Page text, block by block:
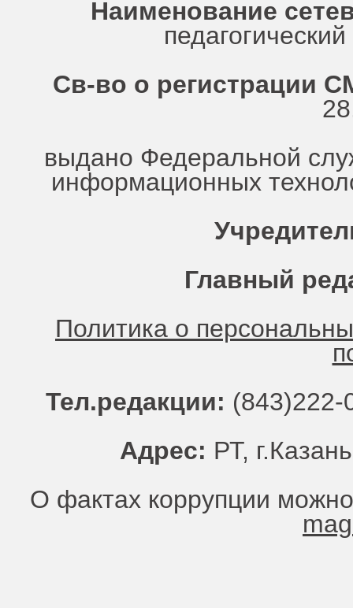
Наименование
Св-во о регистрации
выдано Федеральной
информационных
Главный
Политика о
Тел.редакции:
Адрес: РТ,
О фактах коррупции